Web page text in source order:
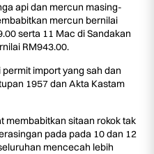
api dan mercun masing-
mercun bernilai
serta 11 Mac di Sandakan
RM943.00.
import yang sah dan
1957 dan Akta Kastam
membabitkan sitaan rokok tak
pada pada 10 dan 12
mencecah lebih